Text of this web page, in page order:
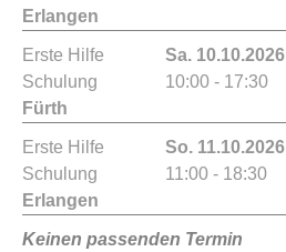
Erlangen
Erste Hilfe
Schulung
Fürth
Sa. 10.10.2026
10:00 - 17:30
Erste Hilfe
Schulung
Erlangen
So. 11.10.2026
11:00 - 18:30
Keinen passenden Termin